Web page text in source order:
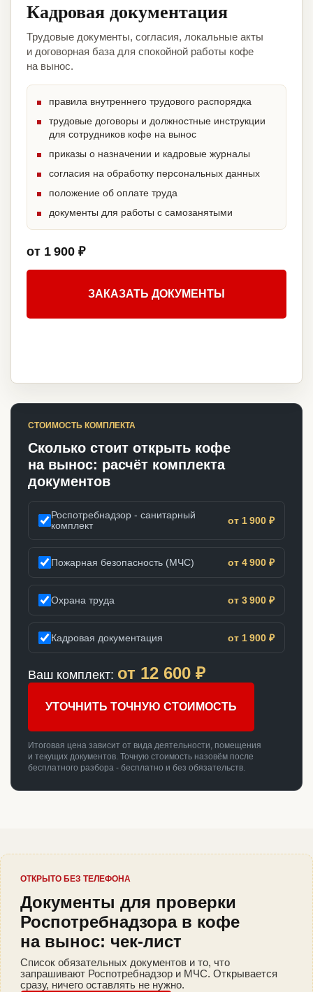
Кадровая документация
Трудовые документы, согласия, локальные акты
и договорная база для спокойной работы кофе
на вынос.
правила внутреннего трудового распорядка
трудовые договоры и должностные инструкции
для сотрудников кофе на вынос
приказы о назначении и кадровые журналы
согласия на обработку персональных данных
положение об оплате труда
документы для работы с самозанятыми
от 1 900 ₽
ЗАКАЗАТЬ ДОКУМЕНТЫ
СТОИМОСТЬ КОМПЛЕКТА
Сколько стоит открыть кофе
на вынос: расчёт комплекта
документов
Роспотребнадзор - санитарный
комплект
от 1 900 ₽
Пожарная безопасность (МЧС) от 4 900 ₽
Охрана труда от 3 900 ₽
Кадровая документация от 1 900 ₽
Ваш комплект: от 12 600 ₽
УТОЧНИТЬ ТОЧНУЮ СТОИМОСТЬ
Итоговая цена зависит от вида деятельности, помещения
и текущих документов. Точную стоимость назовём после
бесплатного разбора - бесплатно и без обязательств.
ОТКРЫТО БЕЗ ТЕЛЕФОНА
Документы для проверки
Роспотребнадзора в кофе
на вынос: чек-лист
Список обязательных документов и то, что
запрашивают Роспотребнадзор и МЧС. Открывается
сразу, ничего оставлять не нужно.